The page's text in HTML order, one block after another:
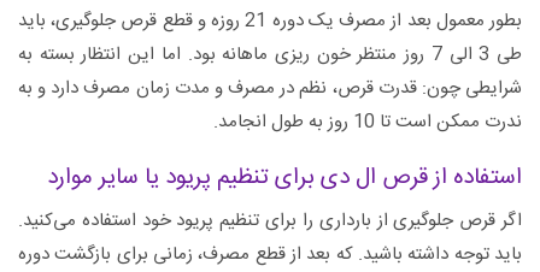
بطور معمول بعد از مصرف یک دوره 21 روزه و قطع قرص جلوگیری، باید
طی 3 الی 7 روز منتظر خون ریزی ماهانه بود. اما این انتظار بسته به
شرایطی چون: قدرت قرص، نظم در مصرف و مدت زمان مصرف دارد و به
ندرت ممکن است تا 10 روز به طول انجامد.
استفاده از قرص ال دی برای تنظیم پریود یا سایر موارد
اگر قرص‌ جلوگیری از بارداری را برای تنظیم پریود خود استفاده می‌کنید.
باید توجه داشته باشید. که بعد از قطع مصرف، زمانی برای بازگشت دوره